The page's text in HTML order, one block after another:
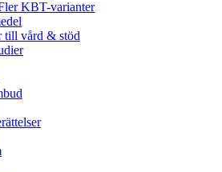
KBT-varianter
till vård & stöd